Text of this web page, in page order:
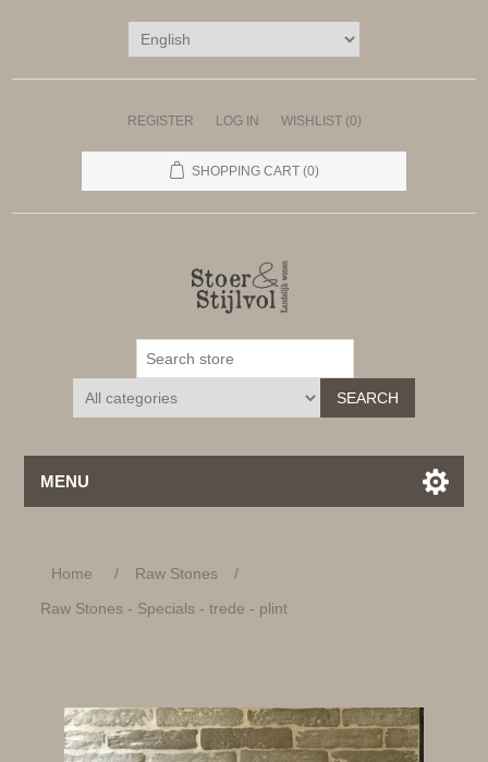
REGISTER LOG IN WISHLIST (0)
SHOPPING CART (0)
SEARCH
MENU
Home / Raw Stones
/
Raw Stones - Specials - trede - plint